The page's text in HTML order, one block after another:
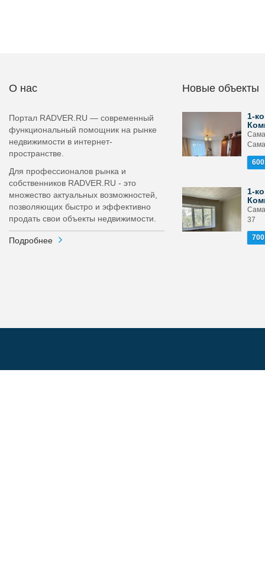
О нас
Портал RADVER.RU — современный
функциональный помощник на рынке
недвижимости в интернет-
пространстве.
Для профессионалов рынка и
собственников RADVER.RU - это
множество актуальных возможностей,
позволяющих быстро и эффективно
продать свои объекты недвижимости.
Подробнее
Новые объекты
1-
1-
37